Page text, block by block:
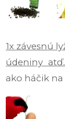
1x závesnú
údeniny atď.
ako háčik